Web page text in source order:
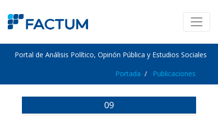
Portal de Análisis Político, Opinón Pública y Estudios Sociales
Portada Publicaciones
09